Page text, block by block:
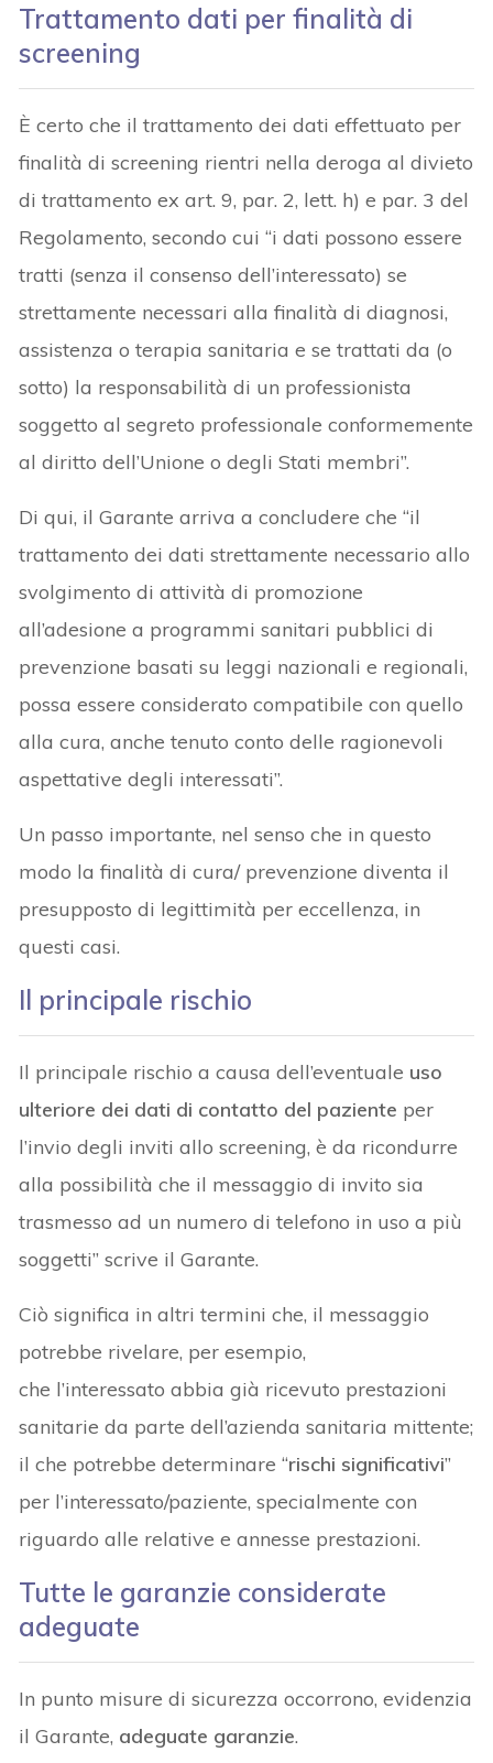
Trattamento dati per finalità di
screening
È certo che il trattamento dei dati effettuato per
finalità di screening rientri nella deroga al divieto
di trattamento ex art. 9, par. 2, lett. h) e par. 3 del
Regolamento, secondo cui “i dati possono essere
tratti (senza il consenso dell’interessato) se
strettamente necessari alla finalità di diagnosi,
assistenza o terapia sanitaria e se trattati da (o
sotto) la responsabilità di un professionista
soggetto al segreto professionale conformemente
al diritto dell’Unione o degli Stati membri”.
Di qui, il Garante arriva a concludere che “il
trattamento dei dati strettamente necessario allo
svolgimento di attività di promozione
all’adesione a programmi sanitari pubblici di
prevenzione basati su leggi nazionali e regionali,
possa essere considerato compatibile con quello
alla cura, anche tenuto conto delle ragionevoli
aspettative degli interessati”.
Un passo importante, nel senso che in questo
modo la finalità di cura/ prevenzione diventa il
presupposto di legittimità per eccellenza, in
questi casi.
Il principale rischio
Il principale rischio a causa dell’eventuale uso
ulteriore dei dati di contatto del paziente per
l’invio degli inviti allo screening, è da ricondurre
alla possibilità che il messaggio di invito sia
trasmesso ad un numero di telefono in uso a più
soggetti” scrive il Garante.
Ciò significa in altri termini che, il messaggio
potrebbe rivelare, per esempio,
che l’interessato abbia già ricevuto prestazioni
sanitarie da parte dell’azienda sanitaria mittente;
il che potrebbe determinare “rischi significativi”
per l’interessato/paziente, specialmente con
riguardo alle relative e annesse prestazioni.
Tutte le garanzie considerate
adeguate
In punto misure di sicurezza occorrono, evidenzia
il Garante, adeguate garanzie.